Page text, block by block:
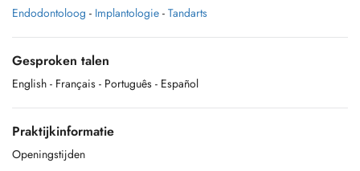
Endodontoloog - Implantologie - Tandarts
Gesproken talen
English - Français - Português - Español
Praktijkinformatie
Openingstijden